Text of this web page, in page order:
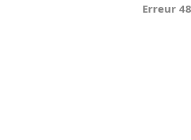
Erreur